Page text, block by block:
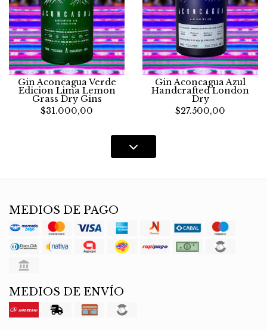
Gin Aconcagua Verde
Edicion Lima Lemon
Grass Dry Gins
$31.000,00
Gin Aconcagua Azul
Handcrafted London
Dry
$27.500,00
MEDIOS DE PAGO
MEDIOS DE ENVÍO